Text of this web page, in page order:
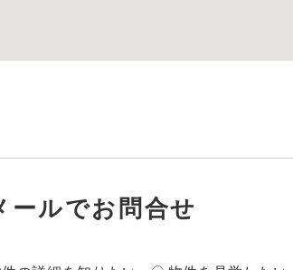
ールでお問合せ